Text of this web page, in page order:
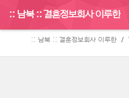
:: 남북 :: 결혼정보회사 이루한
게시판
:: 남북 :: 결혼정보회사 이루한